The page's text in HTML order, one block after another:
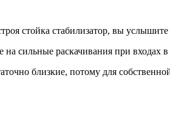
стойка стабилизатор, вы
на сильные раскачивания при
близкие, потому для